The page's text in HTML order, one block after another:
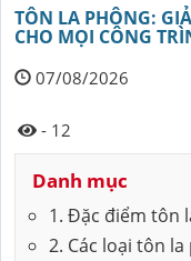
TÔN LA PHÔNG:
CHO MỌI CÔNG
07/08/2026
- 12
Danh mục
1. Đặc điểm tôn
2. Các loại tôn